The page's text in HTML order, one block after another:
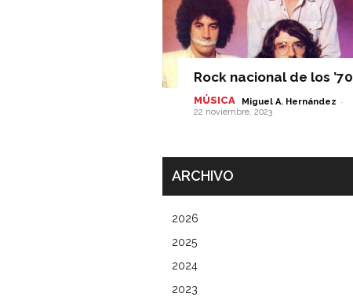
Rock nacional de los ’70
MÚSICA Miguel A. Hernández -
22 noviembre, 2023
ARCHIVO
2026
2025
2024
2023